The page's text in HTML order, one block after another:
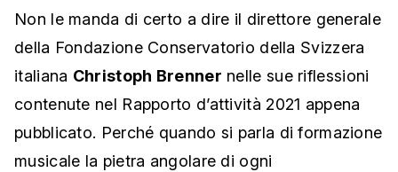
Non le manda di certo a dire il direttore generale
della Fondazione Conservatorio della Svizzera
italiana Christoph Brenner nelle sue riflessioni
contenute nel Rapporto d’attività 2021 appena
pubblicato. Perché quando si parla di formazione
musicale la pietra angolare di ogni